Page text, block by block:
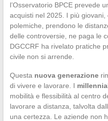
l’Osservatorio BPCE prevede
acquisti nel 2025. I più
polemiche, prendono le
delle controversie, ne paga le
DGCCRF ha rivelato pratiche
civile non si arrende.
Questa nuova generazione
di vivere e lavorare. I
mobilità e flessibilità al centro
lavorare a distanza, talvolta
una certezza. Le aziende non